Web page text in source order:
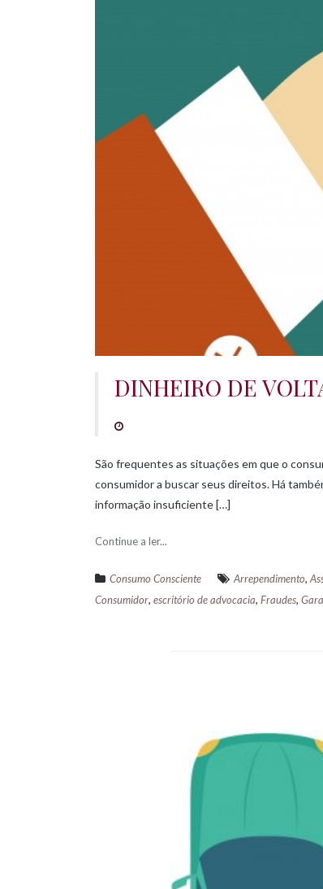
DINHEIRO DE
São frequentes as situações em que o
consumidor a buscar seus direitos. Há
informação insuficiente […]
Continue a ler...
Consumo Consciente Arrependimento,
Consumidor, escritório de advocacia, Fraudes,